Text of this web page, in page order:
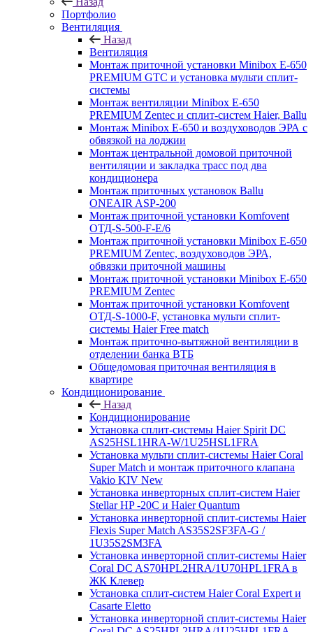
Портфолио
Вентиляция
Назад
Вентиляция
Монтаж приточной установки Minibox E-650
PREMIUM GTC и установка мульти сплит-
системы
Монтаж вентиляции Minibox E-650
PREMIUM Zentec и сплит-систем Haier, Ballu
Монтаж Minibox E-650 и воздуховодов ЭРА с
обвязкой на лоджии
Монтаж центральной домовой приточной
вентиляции и закладка трасс под два
кондиционера
Монтаж приточных установок Ballu
ONEAIR ASP-200
Монтаж приточной установки Komfovent
ОТД-S-500-F-E/6
Монтаж приточной установки Minibox E-650
PREMIUM Zentec, воздуховодов ЭРА,
обвязки приточной машины
Монтаж приточной установки Minibox E-650
PREMIUM Zentec
Монтаж приточной установки Komfovent
ОТД-S-1000-F, установка мульти сплит-
системы Haier Free match
Монтаж приточно-вытяжной вентиляции в
отделении банка ВТБ
Общедомовая приточная вентиляция в
квартире
Кондиционирование
Назад
Кондиционирование
Установка сплит-системы Haier Spirit DC
AS25HSL1HRA-W/1U25HSL1FRA
Установка мульти сплит-системы Haier Coral
Super Match и монтаж приточного клапана
Vakio KIV New
Установка инверторных сплит-систем Haier
Stellar HP -20С и Haier Quantum
Установка инверторной сплит-системы Haier
Flexis Super Match AS35S2SF3FA-G /
1U35S2SM3FA
Установка инверторной сплит-системы Haier
Coral DC AS70HPL2HRA/1U70HPL1FRA в
ЖК Клевер
Установка сплит-систем Haier Coral Expert и
Casarte Eletto
Установка инверторной сплит-системы Haier